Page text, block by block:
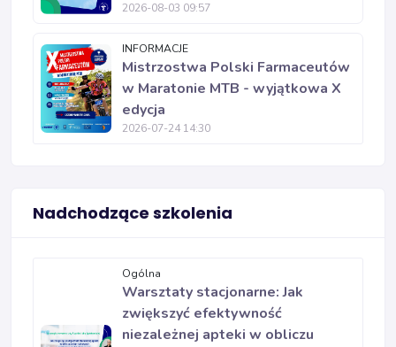
2026-08-03 09:57
INFORMACJE
Mistrzostwa Polski Farmaceutów
w Maratonie MTB - wyjątkowa X
edycja
2026-07-24 14:30
Nadchodzące szkolenia
Ogólna
Warsztaty stacjonarne: Jak
zwiększyć efektywność
niezależnej apteki w obliczu